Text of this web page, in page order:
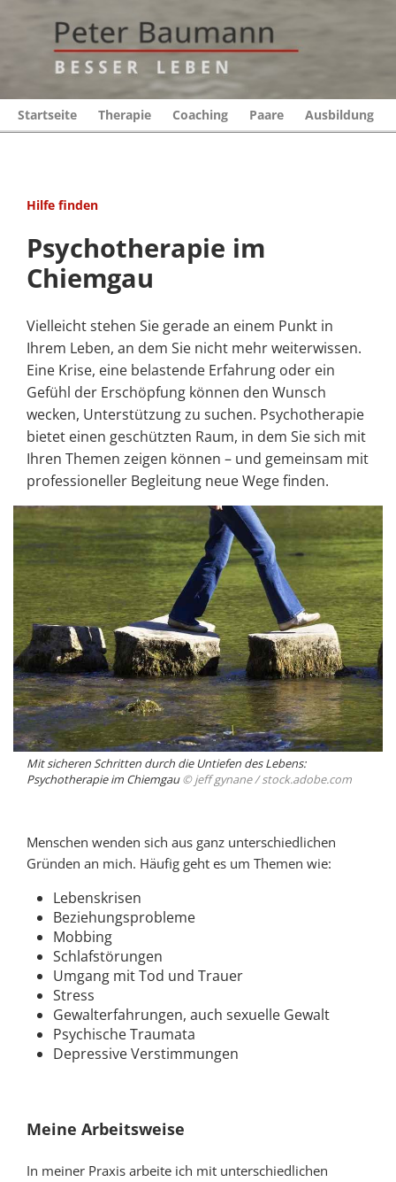
Startseite Therapie Coaching Paare Ausbildung
Hilfe finden
Psychotherapie im
Chiemgau
Vielleicht stehen Sie gerade an einem Punkt in
Ihrem Leben, an dem Sie nicht mehr weiterwissen.
Eine Krise, eine belastende Erfahrung oder ein
Gefühl der Erschöpfung können den Wunsch
wecken, Unterstützung zu suchen. Psychotherapie
bietet einen geschützten Raum, in dem Sie sich mit
Ihren Themen zeigen können – und gemeinsam mit
professioneller Begleitung neue Wege finden.
Mit sicheren Schritten durch die Untiefen des Lebens:
Psychotherapie im Chiemgau© jeff gynane /stock.adobe.com
Menschen wenden sich aus ganz unterschiedlichen
Gründen an mich. Häufig geht es um Themen wie:
Lebenskrisen
Beziehungsprobleme
Mobbing
Schlafstörungen
Umgang mit Tod und Trauer
Stress
Gewalterfahrungen, auch sexuelle Gewalt
Psychische Traumata
Depressive Verstimmungen
Meine Arbeitsweise
In meiner Praxis arbeite ich mit unterschiedlichen